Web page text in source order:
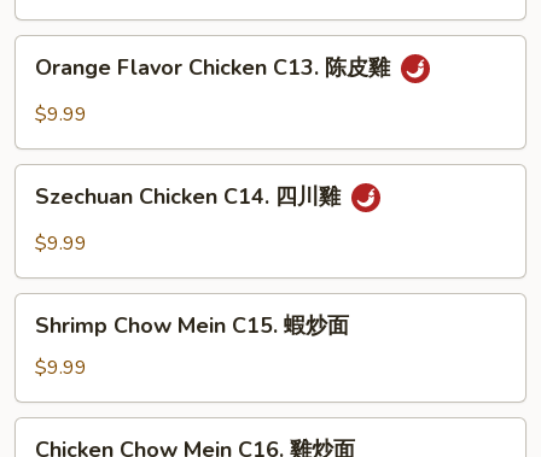
左
Orange
Flavor
Chicken
陈
Orange Flavor Chicken C13. 陈皮雞
$9.99
Szechuan
Chicken
C14.
川
Szechuan Chicken C14. 四川雞
$9.99
Shrimp
Chow
Mein
C15.
蝦
Shrimp Chow Mein C15. 蝦炒面
$9.99
Chicken
Chicken Chow Mein C16. 雞炒面